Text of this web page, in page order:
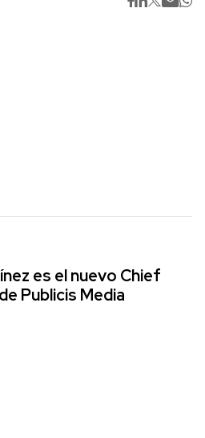
es el nuevo Chief
Publicis Media